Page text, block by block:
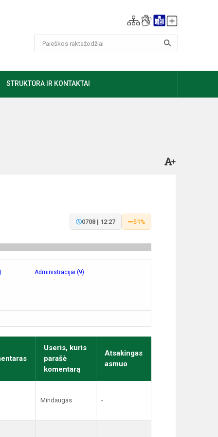
STRUKTŪRA IR KONTAKTAI
0708 | 12:27 51%
Administracijai (9)
Useris, kuris
parašė
komentarą
Atsakingas
asmuo
Mindaugas -